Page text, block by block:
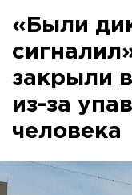
«Были
закрыли
из-за
человека